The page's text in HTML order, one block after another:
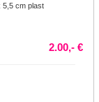
5,5 cm plast
2.00,- €